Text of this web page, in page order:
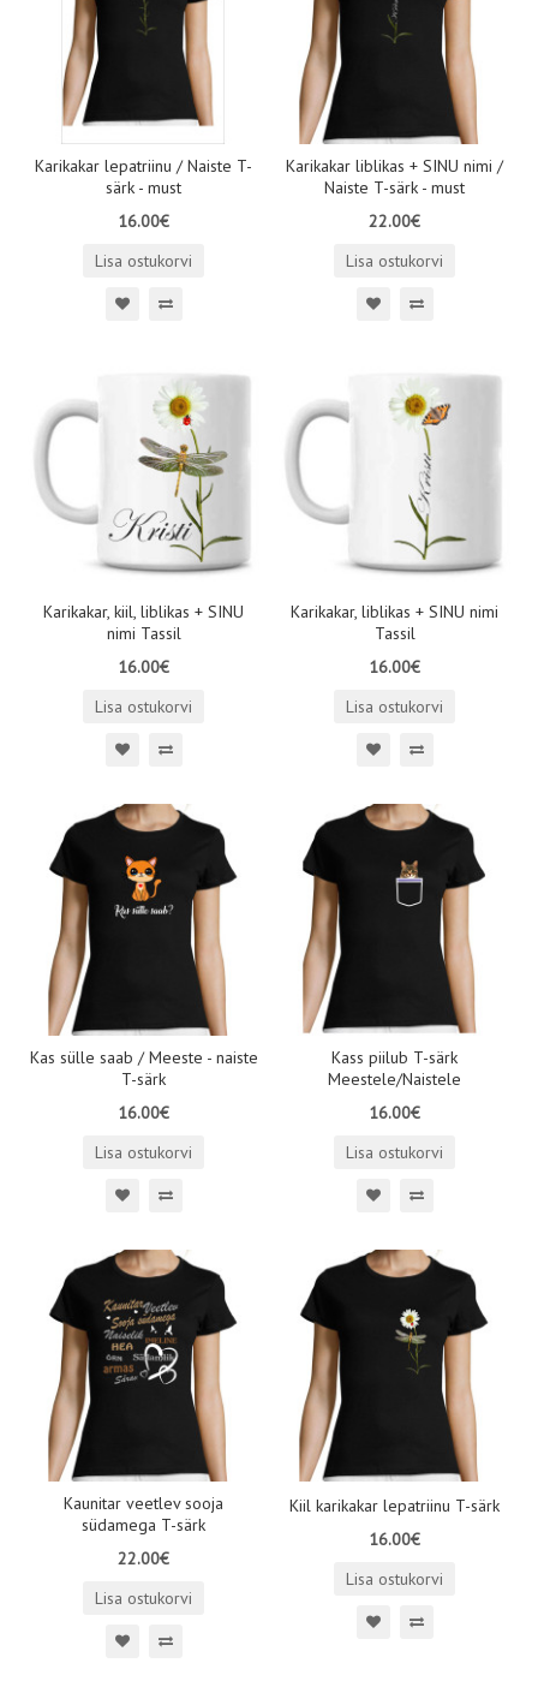
Karikakar lepatriinu / Naiste T-
särk - must
16.00€
Lisa ostukorvi
Karikakar liblikas + SINU nimi /
Naiste T-särk - must
22.00€
Lisa ostukorvi
Karikakar, kiil, liblikas + SINU
nimi Tassil
16.00€
Lisa ostukorvi
Karikakar, liblikas + SINU nimi
Tassil
16.00€
Lisa ostukorvi
Kas sülle saab / Meeste - naiste
T-särk
16.00€
Lisa ostukorvi
Kass piilub T-särk
Meestele/Naistele
16.00€
Lisa ostukorvi
Kaunitar veetlev sooja
südamega T-särk
22.00€
Lisa ostukorvi
Kiil karikakar lepatriinu T-särk
16.00€
Lisa ostukorvi